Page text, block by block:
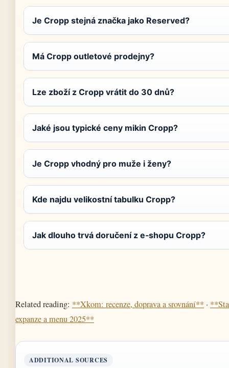
Je Cropp stejná značka jako Reserved?
Má Cropp outletové prodejny?
Lze zboží z Cropp vrátit do 30 dnů?
Jaké jsou typické ceny mikin Cropp?
Je Cropp vhodný pro muže i ženy?
Kde najdu velikostní tabulku Cropp?
Jak dlouho trvá doručení z e‑shopu Cropp?
Related reading: **Xkom: recenze, doprava a srovnání** ·
expanze a menu 2025**
ADDITIONAL SOURCES